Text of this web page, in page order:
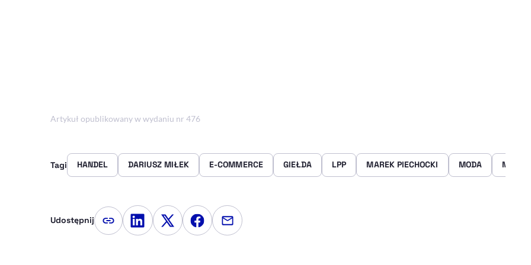
Artykuł opublikowany w wydaniu nr 476
Tagi HANDEL DARIUSZ MIŁEK E-COMMERCE GIEŁDA LPP MAREK PIECHOCKI MODA
Udostępnij Kopiuj link artykułu
Udostępnij na LinkedIn
Udostępnij na Twitterze
Udostępnij na Facebooku
Udostępnij przez e-mail